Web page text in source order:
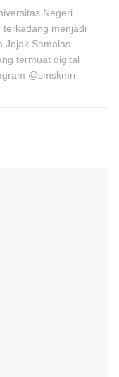
Negeri
menjadi
Jejak Samalas
termuat digital
@smskmrr